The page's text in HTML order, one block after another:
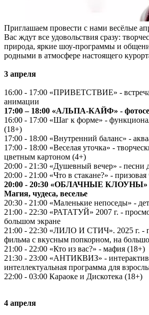
Приглашаем провести с нами весёлые
Вас ждут все удовольствия сразу:
природа, яркие шоу-программы и
родными в атмосфере настоящего
3 апреля
16:00 - 17:00 «ПРИВЕТСТВИЕ» -
анимации
17:00 – 18:00 «АЛЬПА-КАЙФ» -
16:00 - 17:00 «Шаг к форме» -
(18+)
17:00 - 18:00 «Внутренний баланс» -
17:00 - 18:00 «Веселая уточка» -
цветным картоном (4+)
20:00 - 21:30 «Душевный вечер» - песни
20:00 - 21:00 «Что в стакане?» -
20:00 - 20:30 «ОБЛАЧНЫЕ КЛОУНЫ»
Магия, чудеса, веселье
20:30 - 21:00 «Маленькие непоседы» -
21:00 - 22:30 «РАТАТУЙ» 2007 г. -
большом экране
21:00 - 22:30 «ЛИЛО И СТИЧ». 2025 г. -
фильма с вкусным попкорном, на
21:00 - 22:00 «Кто из вас?» - мафия (18+)
21:30 - 23:00 «АНТИКВИЗ» -
интеллектуальная программа для
22:00 - 03:00 Караоке и Дискотека (18+)
4 апреля